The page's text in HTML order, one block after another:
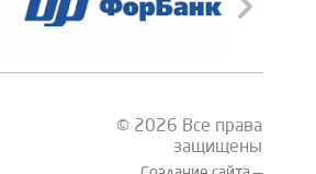
© 2026 Все права
защищены